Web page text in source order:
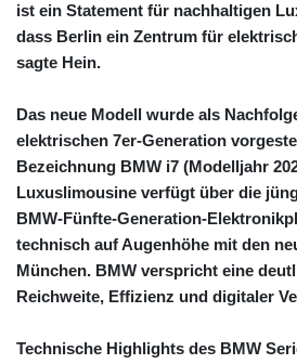
IRR
JMD
JOD
JPY
KES
KGS
KHR
KMF
KRW
KWD
ist ein Statement für nachhaltigen
dass Berlin ein Zentrum für
sagte Hein.
Das neue Modell wurde als
elektrischen 7er‑Generation
Bezeichnung BMW i7 (Modelljahr
Luxuslimousine verfügt über die
technisch auf Augenhöhe mit den
München. BMW verspricht eine
Reichweite, Effizienz und digitaler
Technische Highlights des BMW